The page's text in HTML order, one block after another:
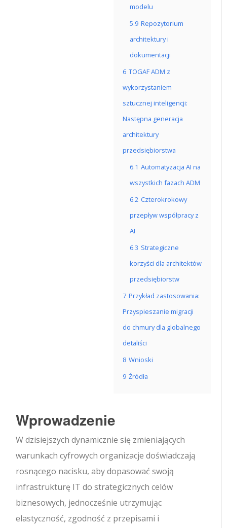
modelu
5.9 Repozytorium
architektury i
dokumentacji
6 TOGAF ADM z
wykorzystaniem
sztucznej inteligencji:
Następna generacja
architektury
przedsiębiorstwa
6.1 Automatyzacja AI na
wszystkich fazach ADM
6.2 Czterokrokowy
przepływ współpracy z
AI
6.3 Strategiczne
korzyści dla architektów
przedsiębiorstw
7 Przykład zastosowania:
Przyspieszanie migracji
do chmury dla globalnego
detaliści
8 Wnioski
9 Źródła
Wprowadzenie
W dzisiejszych dynamicznie się zmieniających
warunkach cyfrowych organizacje doświadczają
rosnącego nacisku, aby dopasować swoją
infrastrukturę IT do strategicznych celów
biznesowych, jednocześnie utrzymując
elastyczność, zgodność z przepisami i